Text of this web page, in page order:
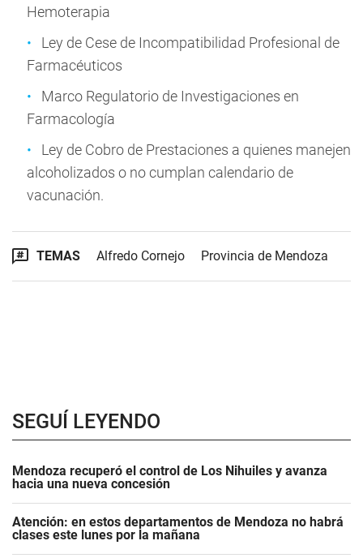
Hemoterapia
Ley de Cese de Incompatibilidad Profesional de
Farmacéuticos
Marco Regulatorio de Investigaciones en
Farmacología
Ley de Cobro de Prestaciones a quienes manejen
alcoholizados o no cumplan calendario de
vacunación.
TEMAS Alfredo Cornejo Provincia de Mendoza
SEGUÍ LEYENDO
Mendoza recuperó el control de Los Nihuiles y avanza
hacia una nueva concesión
Atención: en estos departamentos de Mendoza no habrá
clases este lunes por la mañana